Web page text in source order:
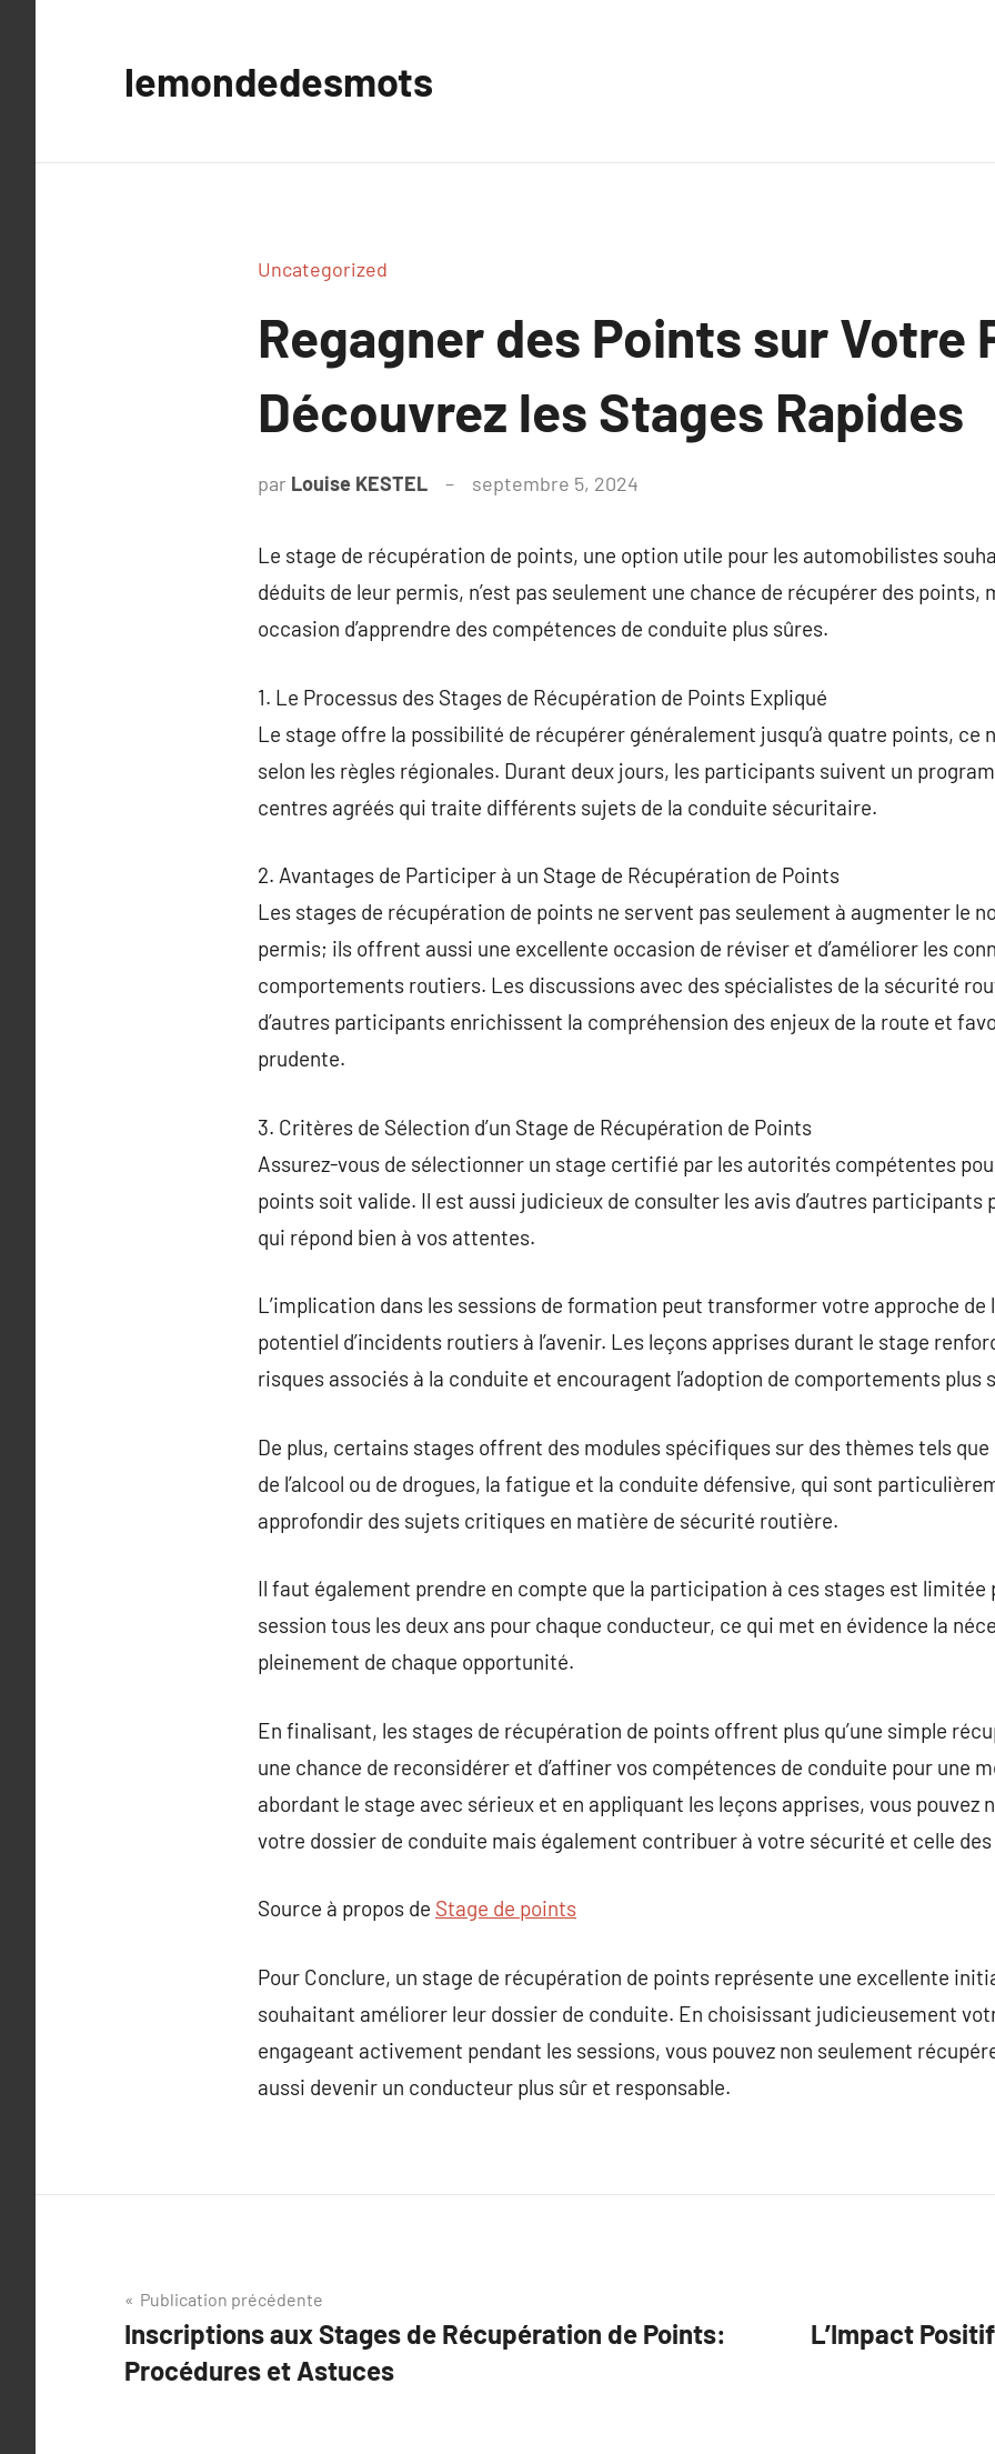
lemondedesmots
Uncategorized
Regagner des Points sur Votre
Découvrez les Stages Rapides
par Louise KESTEL septembre 5, 2024
Le stage de récupération de points, une option utile pour les automobilistes
déduits de leur permis, n’est pas seulement une chance de récupérer des points,
occasion d’apprendre des compétences de conduite plus sûres.
1. Le Processus des Stages de Récupération de Points Expliqué
Le stage offre la possibilité de récupérer généralement jusqu’à quatre points, ce
selon les règles régionales. Durant deux jours, les participants suivent un
centres agréés qui traite différents sujets de la conduite sécuritaire.
2. Avantages de Participer à un Stage de Récupération de Points
Les stages de récupération de points ne servent pas seulement à augmenter le
permis; ils offrent aussi une excellente occasion de réviser et d’améliorer les
comportements routiers. Les discussions avec des spécialistes de la sécurité
d’autres participants enrichissent la compréhension des enjeux de la route et
prudente.
3. Critères de Sélection d’un Stage de Récupération de Points
Assurez-vous de sélectionner un stage certifié par les autorités compétentes
points soit valide. Il est aussi judicieux de consulter les avis d’autres participants
qui répond bien à vos attentes.
L’implication dans les sessions de formation peut transformer votre approche
potentiel d’incidents routiers à l’avenir. Les leçons apprises durant le stage
risques associés à la conduite et encouragent l’adoption de comportements plus
De plus, certains stages offrent des modules spécifiques sur des thèmes tels
de l’alcool ou de drogues, la fatigue et la conduite défensive, qui sont
approfondir des sujets critiques en matière de sécurité routière.
Il faut également prendre en compte que la participation à ces stages est limitée
session tous les deux ans pour chaque conducteur, ce qui met en évidence la
pleinement de chaque opportunité.
En finalisant, les stages de récupération de points offrent plus qu’une simple
une chance de reconsidérer et d’affiner vos compétences de conduite pour une
abordant le stage avec sérieux et en appliquant les leçons apprises, vous pouvez
votre dossier de conduite mais également contribuer à votre sécurité et celle
Source à propos de Stage de points
Pour Conclure, un stage de récupération de points représente une excellente
souhaitant améliorer leur dossier de conduite. En choisissant judicieusement
engageant activement pendant les sessions, vous pouvez non seulement
aussi devenir un conducteur plus sûr et responsable.
Navigation
de
l’article
Publication précédente
Inscriptions aux Stages de Récupération de Points:
Procédures et Astuces
L’Impact